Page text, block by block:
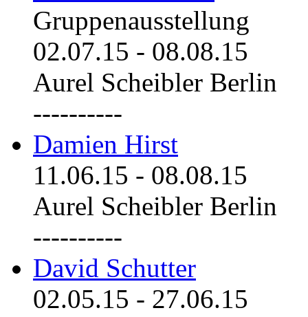
Gruppenausstellung
02.07.15 - 08.08.15
Aurel Scheibler Berlin
----------
Damien Hirst
11.06.15 - 08.08.15
Aurel Scheibler Berlin
----------
David Schutter
02.05.15 - 27.06.15